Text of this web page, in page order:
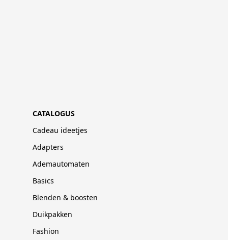
CATALOGUS
Cadeau ideetjes
Adapters
Ademautomaten
Basics
Blenden & boosten
Duikpakken
Fashion